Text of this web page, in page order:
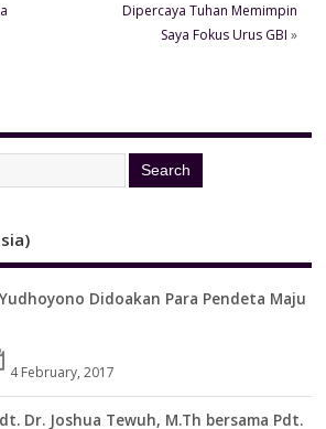
Dipercaya Tuhan Memimpin
Saya Fokus Urus GBI »
Didoakan Para Pendeta Maju
4 February, 2017
Dr. Joshua Tewuh, M.Th bersama Pdt.